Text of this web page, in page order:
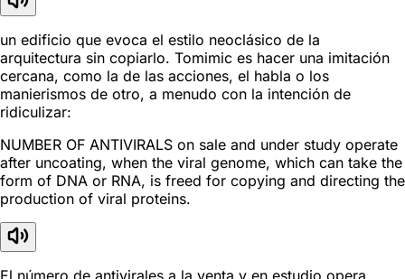
un edificio que evoca el estilo neoclásico de la
arquitectura sin copiarlo. Tomimic es hacer una imitación
cercana, como la de las acciones, el habla o los
manierismos de otro, a menudo con la intención de
ridiculizar:
NUMBER OF ANTIVIRALS on sale and under study operate
after uncoating, when the viral genome, which can take the
form of DNA or RNA, is freed for copying and directing the
production of viral proteins.